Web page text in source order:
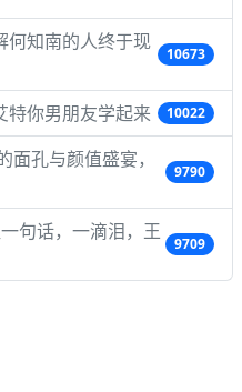
何知南的人终于现
10673
特你男朋友学起来 10022
面孔与颜值盛宴，
9790
句话，一滴泪，王
9709